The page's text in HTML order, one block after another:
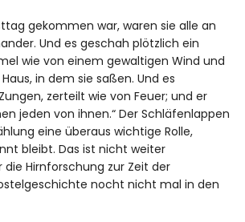
Facebookpinterest
flickr500px
gekommen war, waren sie alle an
Und es geschah plötzlich ein
wie von einem gewaltigen Wind und
in dem sie saßen. Und es
zerteilt wie von Feuer; und er
jeden von ihnen.“ Der Schläfenlappen
eine überaus wichtige Rolle,
bleibt. Das ist nicht weiter
die Hirnforschung zur Zeit der
nocht nicht mal in den